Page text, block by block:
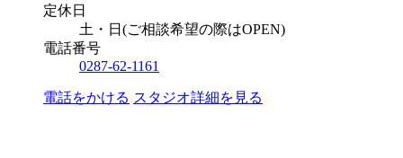
定休日
土・日(ご相談希望の際はOPEN)
電話番号
0287-62-1161
電話をかける スタジオ詳細を見る